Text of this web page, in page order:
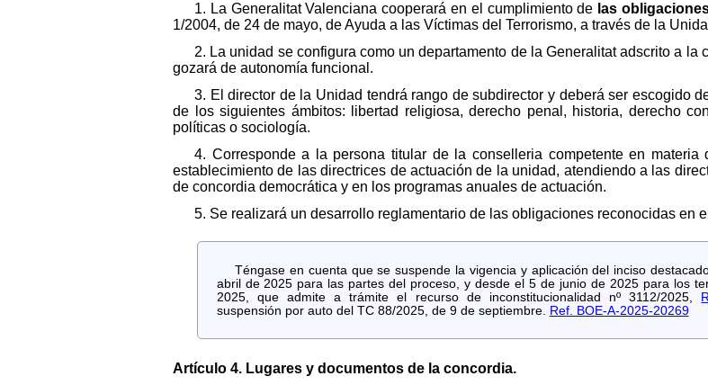
1. La Generalitat Valenciana cooperará en el cumplimiento de las
1/2004, de 24 de mayo, de Ayuda a las Víctimas del Terrorismo, a través de la
2. La unidad se configura como un departamento de la Generalitat adscrito a
gozará de autonomía funcional.
3. El director de la Unidad tendrá rango de subdirector y deberá ser escogido
de los siguientes ámbitos: libertad religiosa, derecho penal, historia, derecho
políticas o sociología.
4. Corresponde a la persona titular de la conselleria competente en
establecimiento de las directrices de actuación de la unidad, atendiendo a las
de concordia democrática y en los programas anuales de actuación.
5. Se realizará un desarrollo reglamentario de las obligaciones reconocidas en
Téngase en cuenta que se suspende la vigencia y aplicación del inciso
abril de 2025 para las partes del proceso, y desde el 5 de junio de 2025 para los
2025, que admite a trámite el recurso de inconstitucionalidad nº 3112/2025,
suspensión por auto del TC 88/2025, de 9 de septiembre. Ref. BOE-A-2025-20269
Artículo 4. Lugares y documentos de la concordia.